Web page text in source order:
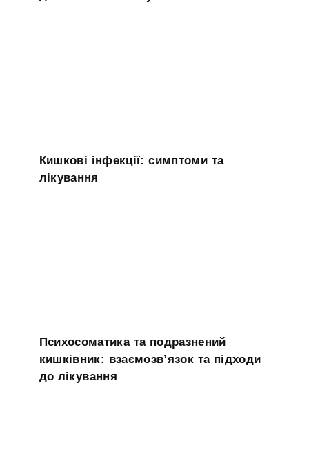
Кишкові інфекції: симптоми та
лікування
Психосоматика та подразнений
кишківник: взаємозв’язок та підходи
до лікування